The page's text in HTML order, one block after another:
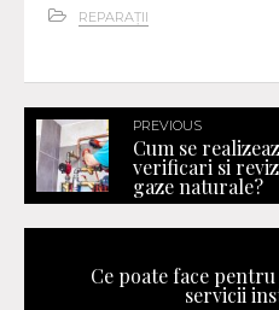
REPARAȚII
PREVIOUS
Cum se
verificari si
gaze naturale?
Ce poate face
servicii